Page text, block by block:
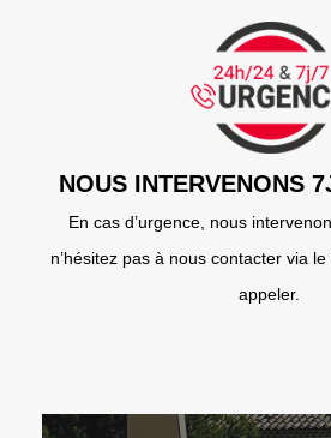
NOUS INTERVENONS
En cas d’urgence, nous
n’hésitez pas à nous contacter via
appeler.